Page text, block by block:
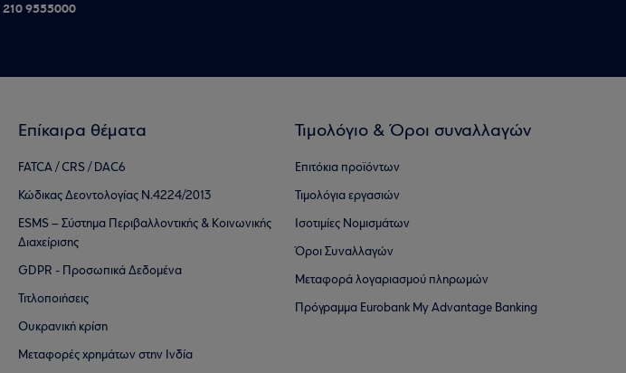
210 9555000
Επίκαιρα θέματα
FATCA / CRS / DAC6
Κώδικας Δεοντολογίας Ν.4224/2013
ESMS – Σύστημα Περιβαλλοντικής & Κοινωνικής
Διαχείρισης
GDPR - Προσωπικά Δεδομένα
Τιτλοποιήσεις
Ουκρανική κρίση
Μεταφορές χρημάτων στην Ινδία
Τιμολόγιο & Όροι συναλλαγών
Επιτόκια προϊόντων
Τιμολόγια εργασιών
Ισοτιμίες Νομισμάτων
Όροι Συναλλαγών
Μεταφορά λογαριασμού πληρωμών
Πρόγραμμα Eurobank My Advantage Banking